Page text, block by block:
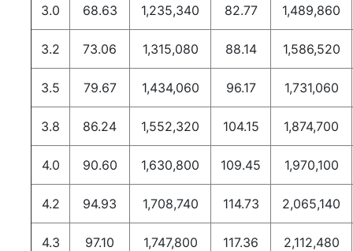
3.0 68.63 1,235,340 82.77 1,489,860
3.2 73.06 1,315,080 88.14 1,586,520
3.5 79.67 1,434,060 96.17 1,731,060
3.8 86.24 1,552,320 104.15 1,874,700
4.0 90.60 1,630,800 109.45 1,970,100
4.2 94.93 1,708,740 114.73 2,065,140
4.3 97.10 1,747,800 117.36 2,112,480